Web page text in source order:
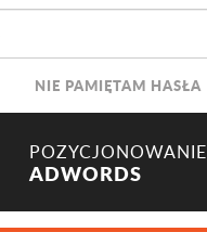
NIE PAMIĘTAM HASŁA
POZYCJONOWANIE
ADWORDS